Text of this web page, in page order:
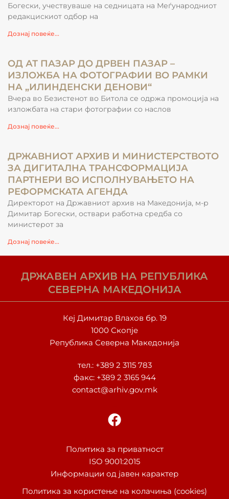
Богески, учествуваше на седницата на Меѓународниот
редакцискиот одбор на
Дознај повеќе...
ОД АТ ПАЗАР ДО ДРВЕН ПАЗАР –
ИЗЛОЖБА НА ФОТОГРАФИИ ВО РАМКИ
НА „ИЛИНДЕНСКИ ДЕНОВИ“
Вчера во Безистенот во Битола се одржа промоција на
изложбата на стари фотографии со наслов
Дознај повеќе...
ДРЖАВНИОТ АРХИВ И МИНИСТЕРСТВОТО
ЗА ДИГИТАЛНА ТРАНСФОРМАЦИЈА
ПАРТНЕРИ ВО ИСПОЛНУВАЊЕТО НА
РЕФОРМСКАТА АГЕНДА
Директорот на Државниот архив на Македонија, м-р
Димитар Богески, оствари работна средба со
министерот за
Дознај повеќе...
ДРЖАВЕН АРХИВ НА РЕПУБЛИКА
СЕВЕРНА МАКЕДОНИЈА
Кеј Димитар Влахов бр. 19
1000 Скопје
Република Северна Македонија
тел.: +389 2 3115 783
факс: +389 2 3165 944
contact@arhiv.gov.mk
F
a
e
b
o
o
Политика за приватност
ISO 9001:2015
Информации од јавен карактер
Политика за користење на колачиња (cookies)